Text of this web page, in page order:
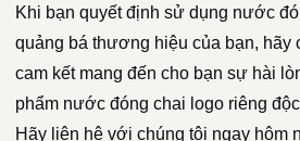
Khi bạn quyết định sử dụng nước
quảng bá thương hiệu của bạn, hãy
cam kết mang đến cho bạn sự hài
phẩm nước đóng chai logo riêng
Hãy liên hệ với chúng tôi ngay hôm